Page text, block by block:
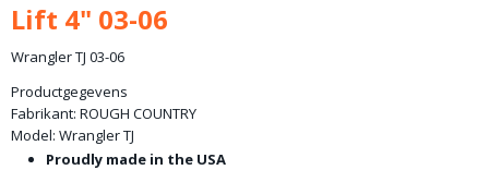
Lift 4" 03-06
Wrangler TJ 03-06
Productgegevens
Fabrikant: ROUGH COUNTRY
Model: Wrangler TJ
Proudly made in the USA